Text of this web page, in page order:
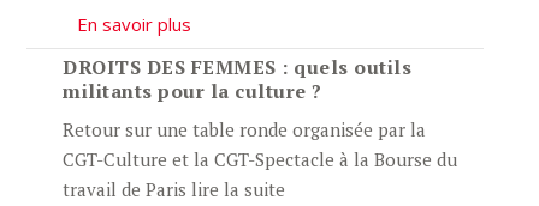
En savoir plus
DROITS DES FEMMES : quels outils
militants pour la culture ?
Retour sur une table ronde organisée par la
CGT-Culture et la CGT-Spectacle à la Bourse du
travail de Paris lire la suite